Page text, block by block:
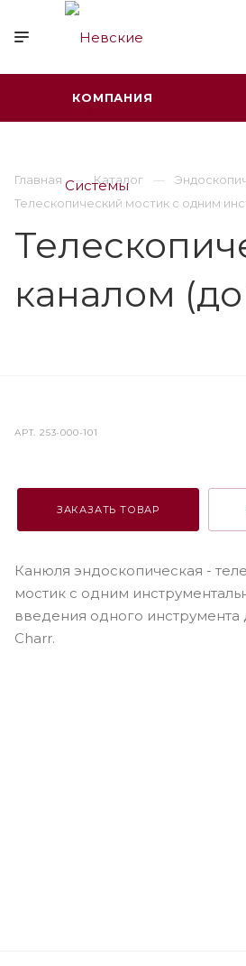
КОМПАНИЯ
Главная Каталог
Телескопический мостик с одним
каналом
АРТ.253-000-101
ЗАКАЗАТЬ ТОВАР
Канюля эндоскопическая -
мостик с одним
введения одного
Charr.